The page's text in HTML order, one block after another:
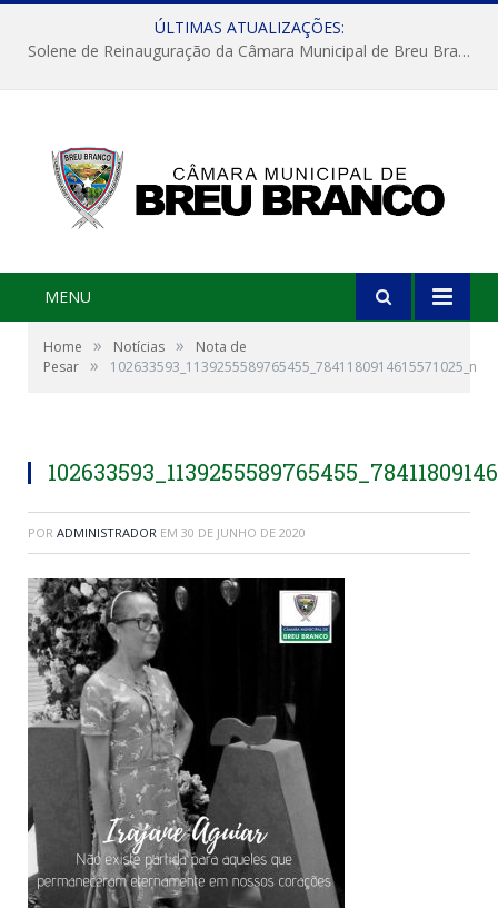
ÚLTIMAS ATUALIZAÇÕES:
Solene de Reinauguração da Câmara Municipal de Breu Branco
MENU
Home » Notícias »
Nota de
Pesar » 102633593_1139255589765455_7841180914615571025_n
POR ADMINISTRADOR EM 30 DE JUNHO DE 2020